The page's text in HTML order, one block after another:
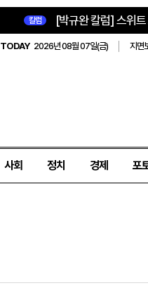
칼럼 [박규완 칼럼] 스위
TODAY 2026년 08월 07일(금) 지면
사회 정치 경제 포